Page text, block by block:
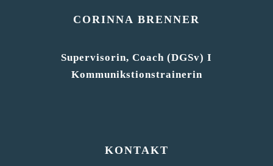
CORINNA BRENNER
Supervisorin, Coach (DGSv) I
Kommunikstionstrainerin
KONTAKT